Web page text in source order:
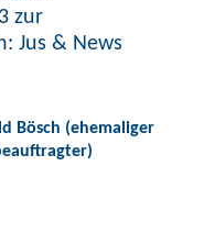
zur
Jus & News
Bösch (ehemaliger